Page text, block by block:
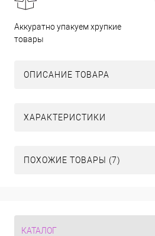
Аккуратно упакуем хрупкие
товары
ОПИСАНИЕ ТОВАРА
ХАРАКТЕРИСТИКИ
ПОХОЖИЕ ТОВАРЫ (7)
КАТАЛОГ